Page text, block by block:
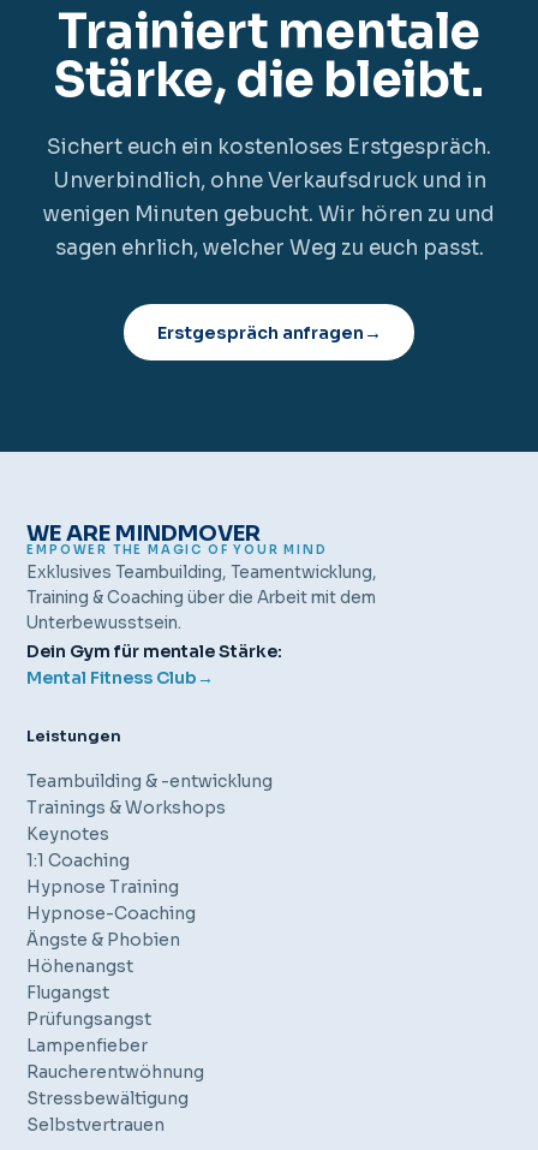
Trainiert mentale
Stärke, die bleibt.
Sichert euch ein kostenloses Erstgespräch.
Unverbindlich, ohne Verkaufsdruck und in
wenigen Minuten gebucht. Wir hören zu und
sagen ehrlich, welcher Weg zu euch passt.
Erstgespräch anfragen →
WE ARE MINDMOVER
EMPOWER THE MAGIC OF YOUR MIND
Exklusives Teambuilding, Teamentwicklung,
Training & Coaching über die Arbeit mit dem
Unterbewusstsein.
Dein Gym für mentale Stärke:
Mental Fitness Club→
Leistungen
Teambuilding & -entwicklung
Trainings & Workshops
Keynotes
1:1 Coaching
Hypnose Training
Hypnose-Coaching
Ängste & Phobien
Höhenangst
Flugangst
Prüfungsangst
Lampenfieber
Raucherentwöhnung
Stressbewältigung
Selbstvertrauen